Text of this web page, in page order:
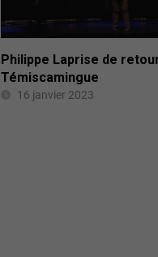
Philippe Laprise de
Témiscamingue
16 janvier 2023